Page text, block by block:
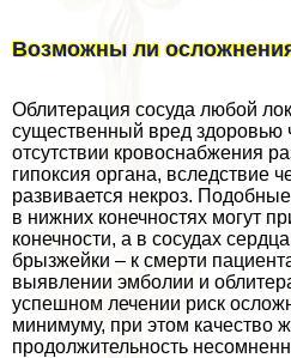
Возможны ли
Облитерация сосуда любой
существенный вред здоровью
отсутствии кровоснабжения
гипоксия органа, вследствие
развивается некроз.
в нижних конечностях могут
конечности, а в сосудах
брызжейки – к cмepти
выявлении эмболии и
успешном лечении риск
минимуму, при этом качество
продолжительность